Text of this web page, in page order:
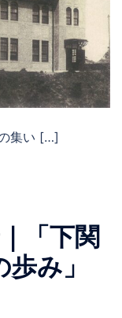
集い […]
「下関
み」